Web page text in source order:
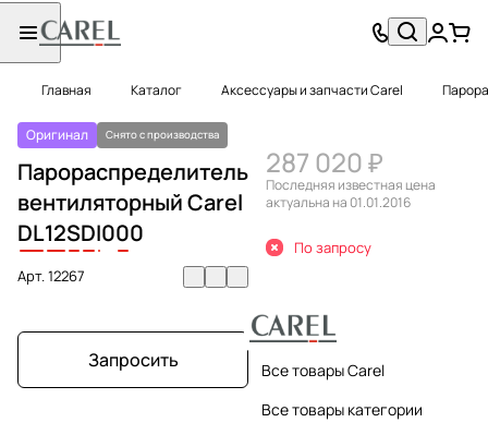
Главная Каталог Аксессуары и запчасти Carel
Оригинал Снято с производства
Парораспределитель
вентиляторный Carel
DL12SDI000
Арт.12267
Запросить
287 020 ₽
Последняя известная цена
актуальна на 01.01.2016
По запросу
Все товары Carel
Все товары категории